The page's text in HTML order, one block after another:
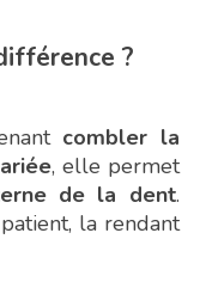
?
combler la
, elle permet
de la dent.
la rendant